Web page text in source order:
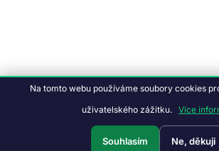
© 2026 EV Magazin.Podmínky a ochrana dat.
Studiografix
Na tomto webu používáme soubory cookies
uživatelského zážitku. Více
Souhlasím Ne, děkuji